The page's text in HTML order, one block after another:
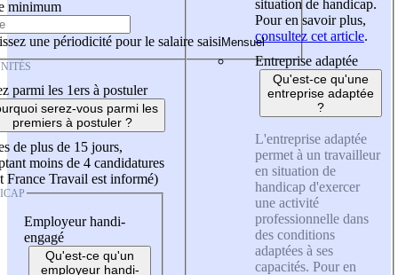
minimum
une périodicité pour le salaire saisi
parmi les 1ers à postuler
serez-vous parmi les
premiers à postuler ?
de plus de 15 jours,
moins de 4 candidatures
France Travail est informé)
Employeur handi-
engagé
Qu'est-ce qu'un
employeur handi-
situation de handicap.
Pour en savoir plus,
consultez cet article.
Entreprise adaptée
Qu'est-ce qu'une
entreprise adaptée
?
L'entreprise adaptée
permet à un travailleur
en situation de
handicap d'exercer
une activité
professionnelle dans
des conditions
adaptées à ses
capacités. Pour en